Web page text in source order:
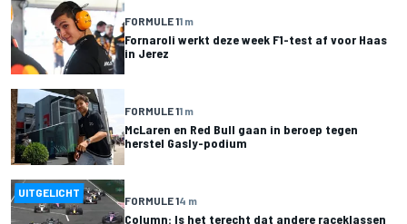
FORMULE 11 m
Fornaroli werkt deze week F1-test af voor Haas
in Jerez
FORMULE 11 m
McLaren en Red Bull gaan in beroep tegen
herstel Gasly-podium
UITGELICHT
FORMULE 14 m
Column: Is het terecht dat andere raceklassen